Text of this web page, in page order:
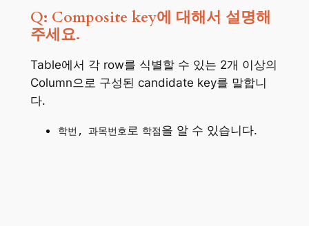
Q: Composite key에 대해서 설명해
주세요.
Table에서 각 row를 식별할 수 있는 2개 이상의
Column으로 구성된 candidate key를 말합니
다.
학번, 과목번호 로 학점을 알 수 있습니다.